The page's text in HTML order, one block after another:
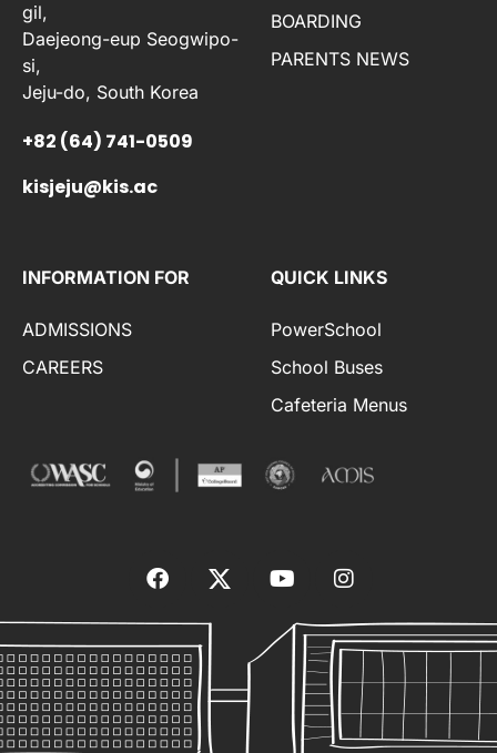
gil,
Daejeong-eup Seogwipo-
si,
Jeju-do, South Korea
+82 (64) 741-0509
kisjeju@kis.ac
BOARDING
PARENTS NEWS
INFORMATION FOR
ADMISSIONS
CAREERS
QUICK LINKS
PowerSchool
School Buses
Cafeteria Menus